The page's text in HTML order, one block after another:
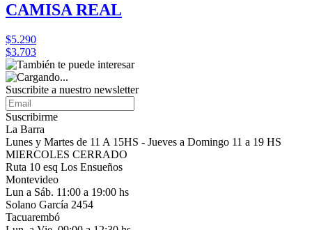
CAMISA REAL
$5.290
$3.703
Suscribite a nuestro newsletter
Suscribirme
La Barra
Lunes y Martes de 11 A 15HS - Jueves a Domingo 11 a 19 HS
MIERCOLES CERRADO
Ruta 10 esq Los Ensueños
Montevideo
Lun a Sáb. 11:00 a 19:00 hs
Solano García 2454
Tacuarembó